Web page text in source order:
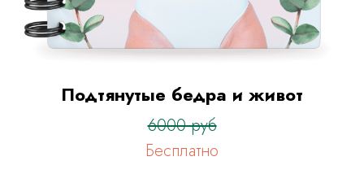
Подтянутые бедра и живот
6000 руб
Бесплатно